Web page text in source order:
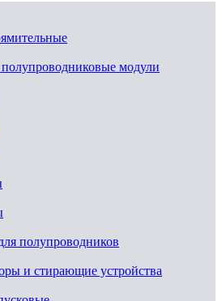
модули
полупроводников
и стирающие устройства